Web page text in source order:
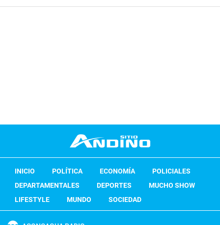
INICIO POLÍTICA ECONOMÍA
POLICIALES
DEPARTAMENTALES
DEPORTES
MUCHO SHOW
LIFESTYLE
MUNDO SOCIEDAD